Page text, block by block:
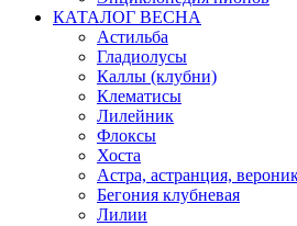
КАТАЛОГ ВЕСНА
Астильба
Гладиолусы
Каллы (клубни)
Клематисы
Лилейник
Флоксы
Хоста
Астра, астранция,
Бегония клубневая
Лилии